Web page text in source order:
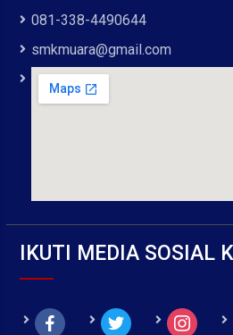
081-338-4490644
smkmuara@gmail.com
IKUTI MEDIA SOSIAL
facebook twitter instagram